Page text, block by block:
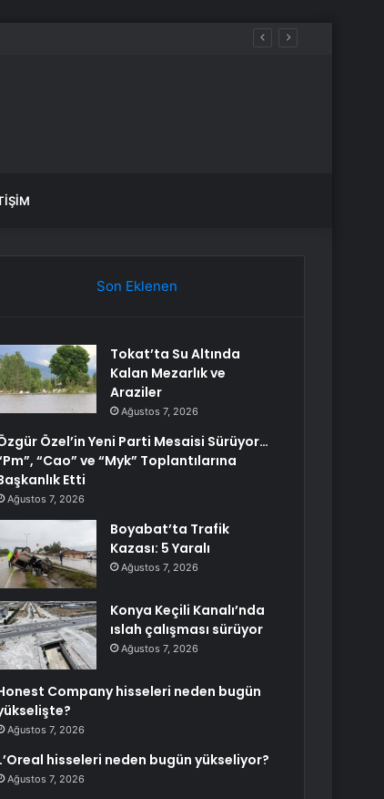
Etti
Son Eklenen
Tokat’ta Su Altında
Kalan Mezarlık ve
Araziler
Ağustos 7, 2026
Özel’in Yeni Parti Mesaisi Sürüyor…
“Cao” ve “Myk” Toplantılarına
Etti
Ağustos 7, 2026
Boyabat’ta Trafik
Kazası: 5 Yaralı
Ağustos 7, 2026
Konya Keçili Kanalı’nda
ıslah çalışması sürüyor
Ağustos 7, 2026
Company hisseleri neden bugün
Ağustos 7, 2026
hisseleri neden bugün yükseliyor?
Ağustos 7, 2026